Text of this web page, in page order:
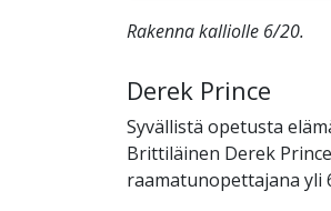
Rakenna kalliolle 6/20.
Derek Prince
Syvällistä opetusta
Brittiläinen Derek
raamatunopettajana yli